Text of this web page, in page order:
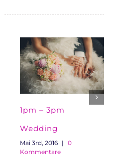
1pm – 3pm
Wedding
Mai 3rd, 2016 | 0
Kommentare